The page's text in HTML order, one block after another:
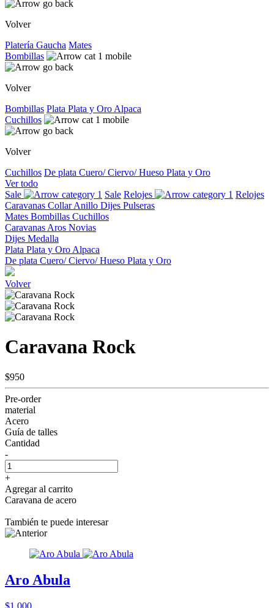
Volver
Platería Gaucha Mates
Bombillas
Volver
Bombillas Plata Plata y Oro Alpaca
Cuchillos
Volver
Cuchillos De plata Cuero/ Ciervo/ Hueso Plata y Oro
Ver todo
Sale
Sale Relojes
Relojes
Caravanas CollarAnillo Dijes Pulseras
Mates Bombillas Cuchillos
Caravanas Aros Novias
Dijes Medalla
Plata Plata y Oro Alpaca
De plata Cuero/ Ciervo/ Hueso Plata y Oro
Volver
Caravana Rock
$950
Pre-order
material
Acero
Guía de talles
Cantidad
-
+
Agregar al carrito
Caravana de acero
También te puede interesar
Aro Abula
$1.000